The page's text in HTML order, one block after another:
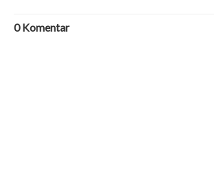
0Komentar